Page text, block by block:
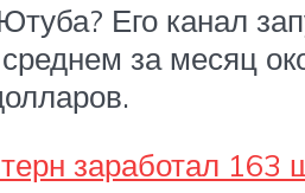
Его канал
за месяц